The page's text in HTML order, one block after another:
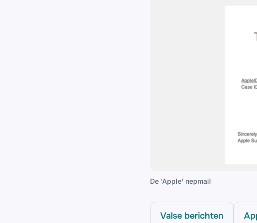
De 'Apple' nepmail
Valse berichten